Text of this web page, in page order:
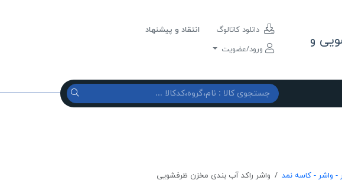
و
دانلود کاتالوگ
انتقاد و پیشنهاد
ورود/عضویت
- واشر - کاسه نمد واشر راکد آب بندی مخزن ظرفشویی